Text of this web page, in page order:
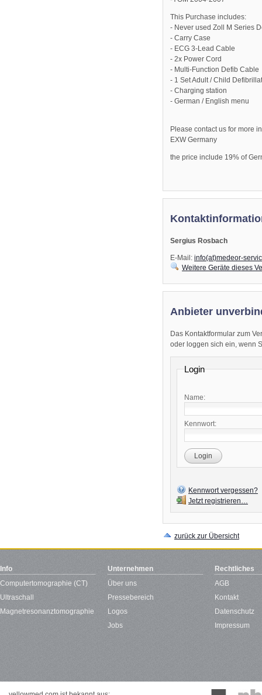
This Purchase includes:
- Never used Zoll M Series
- Carry Case
- ECG 3-Lead Cable
- 2x Power Cord
- Multi-Function Defib Cable
- 1 Set Adult / Child
- Charging station
- German / English menu
Please contact us for more
EXW Germany
the price include 19% of
Sergius Rosbach
E-Mail: info(at)medeor-
Weitere Geräte dieses
Anbieter
Das Kontaktformular zum
oder loggen sich ein, wenn
Login
Name:
Kennwort:
Login
Kennwort vergessen?
Jetzt registrieren…
zurück zur Übersicht
Info
Computertomographie (CT)
Ultraschall
Magnetresonanztomographie
Unternehmen
Über uns
Pressebereich
Logos
Jobs
Rechtliches
AGB
Kontakt
Datenschutz
Impressum